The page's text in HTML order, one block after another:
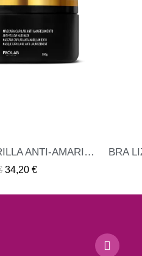
INTERESA BRA LIZ - LEAVE-IN POST ALISADO FINALIZADOR 100ML
19,95 €